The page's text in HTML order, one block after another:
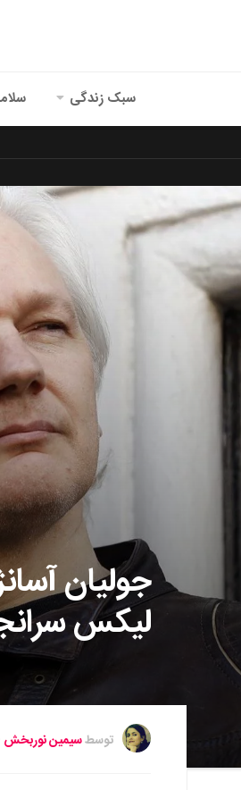
سبک زندگی
جولیان
لیکس
توسطسیمین نوربخش